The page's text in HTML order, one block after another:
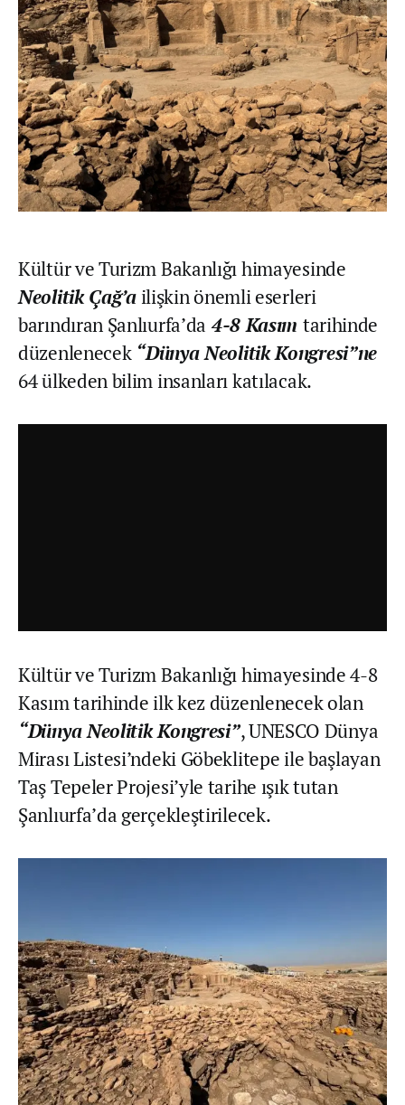
Kültür ve Turizm Bakanlığı himayesinde
Neolitik Çağ’ailişkin önemli eserleri
barındıran Şanlıurfa’da 4-8 Kasım tarihinde
düzenlenecek “Dünya Neolitik Kongresi”ne
64 ülkeden bilim insanları katılacak.
Kültür ve Turizm Bakanlığı himayesinde 4-8
Kasım tarihinde ilk kez düzenlenecek olan
“Dünya Neolitik Kongresi”, UNESCO Dünya
Mirası Listesi’ndeki Göbeklitepe ile başlayan
Taş Tepeler Projesi’yle tarihe ışık tutan
Şanlıurfa’da gerçekleştirilecek.